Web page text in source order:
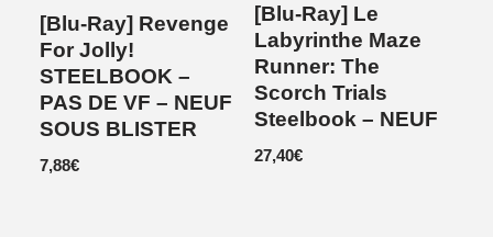
[Blu-Ray] Revenge
For Jolly!
STEELBOOK –
PAS DE VF – NEUF
SOUS BLISTER
7,88€
[Blu-Ray] Le
Labyrinthe Maze
Runner: The
Scorch Trials
Steelbook – NEUF
27,40€